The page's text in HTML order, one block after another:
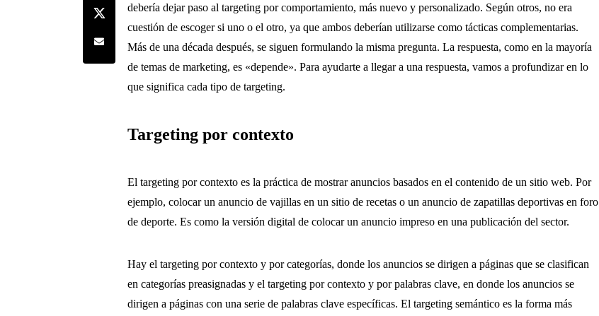
Share on Twitter
Share by e-mail
debería dejar paso al targeting por comportamiento, más nuevo y personalizado. Según otros, no era
cuestión de escoger si uno o el otro, ya que ambos deberían utilizarse como tácticas complementarias.
Más de una década después, se siguen formulando la misma pregunta. La respuesta, como en la mayoría
de temas de marketing, es «depende». Para ayudarte a llegar a una respuesta, vamos a profundizar en lo
que significa cada tipo de targeting.
Targeting por contexto
El targeting por contexto es la práctica de mostrar anuncios basados en el contenido de un sitio web. Por
ejemplo, colocar un anuncio de vajillas en un sitio de recetas o un anuncio de zapatillas deportivas en foro
de deporte. Es como la versión digital de colocar un anuncio impreso en una publicación del sector.
Hay el targeting por contexto y por categorías, donde los anuncios se dirigen a páginas que se clasifican
en categorías preasignadas y el targeting por contexto y por palabras clave, en donde los anuncios se
dirigen a páginas con una serie de palabras clave específicas. El targeting semántico es la forma más